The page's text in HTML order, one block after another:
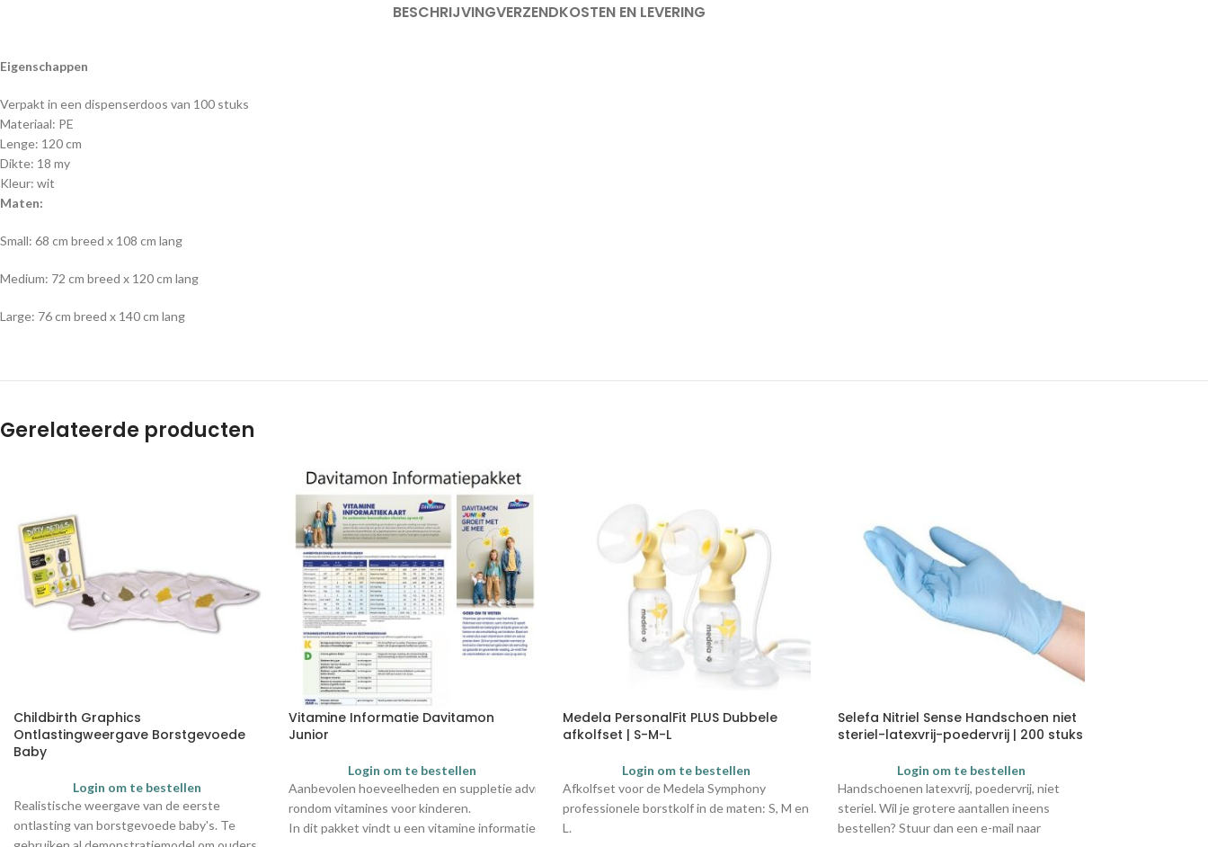
BESCHRIJVINGVERZENDKOSTEN EN LEVERING
Eigenschappen
Verpakt in een dispenserdoos van 100 stuks
Materiaal: PE
Lenge: 120 cm
Dikte: 18 my
Kleur: wit
Maten:
Small: 68 cm breed x 108 cm lang
Medium: 72 cm breed x 120 cm lang
Large: 76 cm breed x 140 cm lang
Gerelateerde producten
Childbirth Graphics
Ontlastingweergave Borstgevoede
Baby
Login om te bestellen
Realistische weergave van de eerste
ontlasting van borstgevoede baby's. Te
Vitamine Informatie Davitamon
Junior
Login om te bestellen
Aanbevolen hoeveelheden en suppletie adviezen van de Gezondheidsraad en andere relevante inzichten
rondom vitamines voor kinderen.
In dit pakket vindt u een vitamine informatiekaart voor eigen gebruik om
Medela PersonalFit PLUS Dubbele
afkolfset | S-M-L
Login om te bestellen
Afkolfset voor de Medela Symphony
professionele borstkolf in de maten: S, M en
L.
Selefa Nitriel Sense Handschoen niet
steriel-latexvrij-poedervrij | 200 stuks
Login om te bestellen
Handschoenen latexvrij, poedervrij, niet
steriel. Wil je grotere aantallen ineens
bestellen? Stuur dan een e-mail naar